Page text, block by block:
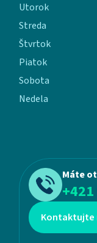
Utorok
Streda
Štvrtok
Piatok
Sobota
Nedela
Máte
Kontaktujte